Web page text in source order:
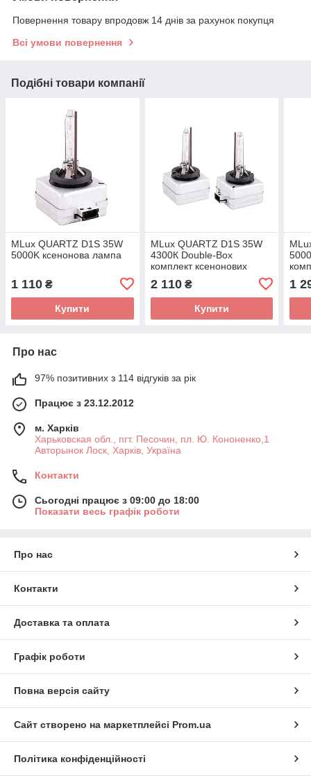
Повернення товару впродовж 14 днів за рахунок покупця
Всі умови повернення
Подібні товари компанії
MLux QUARTZ D1S 35W
5000K ксенонова лампа
1 110 ₴
Купити
MLux QUARTZ D1S 35W
4300К Double-Box
комплект ксенонових
2 110₴
Купити
1
Про нас
97% позитивних з 114 відгуків за рік
Працює з 23.12.2012
м. Харків
Харьковская обл., пгт. Песочин, пл. Ю. Кононенко,1
Авторынок Лоск, Харків, Україна
Контакти
Сьогодні працює з 09:00 до 18:00
Показати весь графік роботи
Про нас
Контакти
Доставка та оплата
Графік роботи
Повна версія сайту
Сайт створено на маркетплейсі Prom.ua
Політика конфіденційності